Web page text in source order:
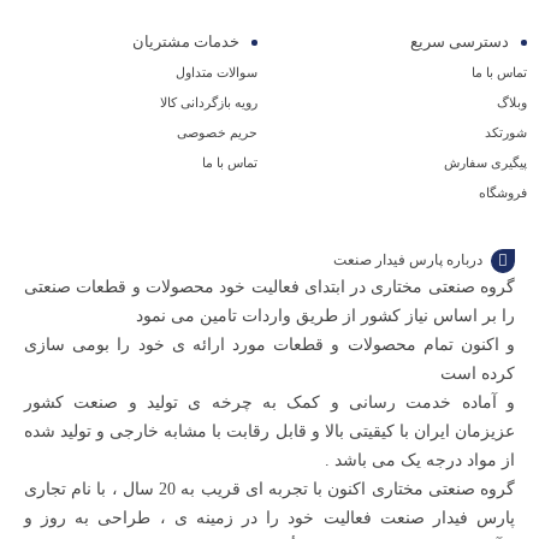
یک می باشد این نوع محصول به طور کامل از قالب
مخصوص پارس فیدار صنعت ساخته شده و از مواد اولیه
تماس
بگیرید
دسترسی سریع
تماس با ما
وبلاگ
شورتکد
پیگیری سفارش
فروشگاه
خدمات مشتریان
سوالات متداول
رویه بازگردانی کالا
حریم خصوصی
تماس با ما
درباره پارس فیدار صنعت
گروه صنعتی مختاری در ابتدای فعالیت خود محصولات و قطعات صنعتی
را بر اساس نیاز کشور از طریق واردات تامین می نمود
و اکنون تمام محصولات و قطعات مورد ارائه ی خود را بومی سازی
کرده است
و آماده خدمت رسانی و کمک به چرخه ی تولید و صنعت کشور
عزیزمان ایران با کیقیتی بالا و قابل رقابت با مشابه خارجی و تولید شده
از مواد درجه یک می باشد .
گروه صنعتی مختاری اکنون با تجربه ای قریب به 20 سال ، با نام تجاری
پارس فیدار صنعت فعالیت خود را در زمینه ی ، طراحی به روز و